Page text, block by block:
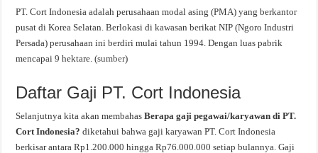
PT. Cort Indonesia adalah perusahaan modal asing (PMA) yang berkantor
pusat di Korea Selatan. Berlokasi di kawasan berikat NIP (Ngoro Industri
Persada) perusahaan ini berdiri mulai tahun 1994. Dengan luas pabrik
mencapai 9 hektare. (sumber)
Daftar Gaji PT. Cort Indonesia
Selanjutnya kita akan membahasBerapa gaji pegawai/karyawan di PT.
Cort Indonesia?diketahui bahwa gaji karyawan PT. Cort Indonesia
berkisar antara Rp1.200.000 hingga Rp76.000.000 setiap bulannya. Gaji